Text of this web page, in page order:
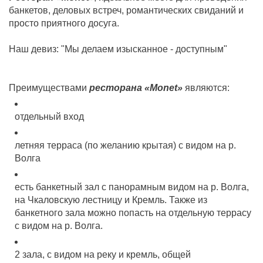
банкетов, деловых встреч, романтических свиданий и
просто приятного досуга.
Наш девиз: "Мы делаем изысканное - доступным"
Преимуществами ресторана «Monet» являются:
отдельный вход
летняя терраса (по желанию крытая) с видом на р.
Волга
есть банкетный зал с панорамным видом на р. Волга,
на Чкаловскую лестницу и Кремль. Также из
банкетного зала можно попасть на отдельную террасу
с видом на р. Волга.
2 зала, с видом на реку и кремль, общей